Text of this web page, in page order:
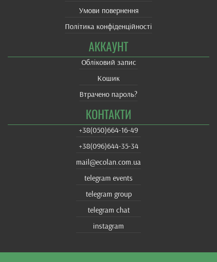
Умови повернення
Політика конфіденційності
АККАУНТ
Обліковий запис
Кошик
Втрачено пароль?
КОНТАКТИ
+38(‎050)664-16-49
+38‎(096)644-35-34
mail@ecolan.com.ua
telegram events
telegram group
telegram chat
instagram